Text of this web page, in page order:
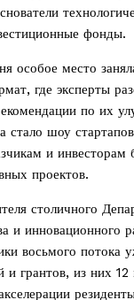
фонды.
особое место
где эксперты
по их
стало шоу
и инвесторам
проектов.
столичного
и инновационного
восьмого потока
и грантов, из них